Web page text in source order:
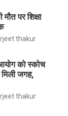
पर शिक्षा
thakur
को स्कोच
जगह,
thakur